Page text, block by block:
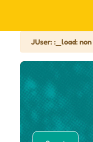
Attenzione
JUser: :_load: